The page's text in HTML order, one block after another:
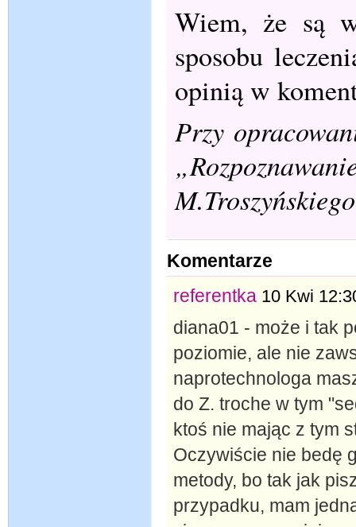
Wiem, że są
sposobu
opinią w
Przy
Komentarze
referentka 10 Kwi
diana01 - może i tak
poziomie, ale nie
naprotechnologa
do Z. troche w tym
ktoś nie mając z tym
Oczywiście nie bedę
metody, bo tak jak
przypadku, mam